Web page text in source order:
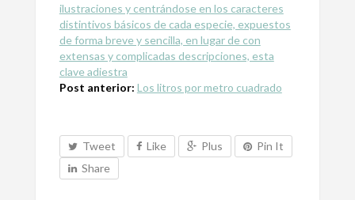
ilustraciones y centrándose en los caracteres
distintivos básicos de cada especie, expuestos
de forma breve y sencilla, en lugar de con
extensas y complicadas descripciones, esta
clave adiestra
Post anterior: Los litros por metro cuadrado
Tweet Like Plus
Pin It
Share